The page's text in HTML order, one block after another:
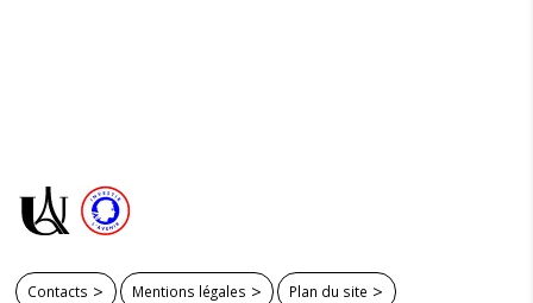
Contacts Mentions légales Plan du site